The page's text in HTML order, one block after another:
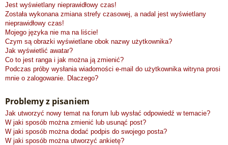
Jest wyświetlany nieprawidłowy czas!
Została wykonana zmiana strefy czasowej, a nadal jest wyświetlany
nieprawidłowy czas!
Mojego języka nie ma na liście!
Czym są obrazki wyświetlane obok nazwy użytkownika?
Jak wyświetlić awatar?
Co to jest ranga i jak można ją zmienić?
Podczas próby wysłania wiadomości e-mail do użytkownika witryna prosi
mnie o zalogowanie. Dlaczego?
Problemy z pisaniem
Jak utworzyć nowy temat na forum lub wysłać odpowiedź w temacie?
W jaki sposób można zmienić lub usunąć post?
W jaki sposób można dodać podpis do swojego posta?
W jaki sposób można utworzyć ankietę?